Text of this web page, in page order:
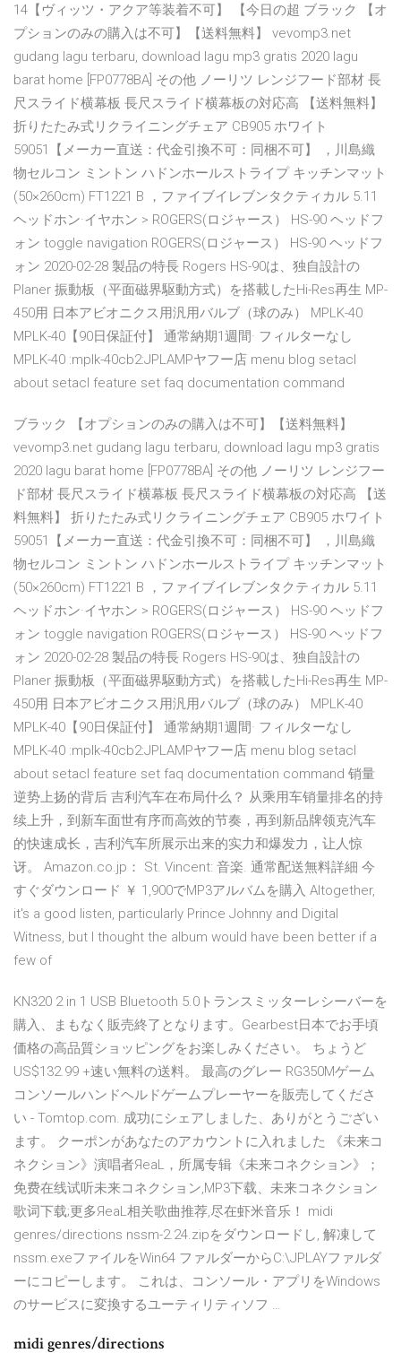
14【ヴィッツ・アクア等装着不可】 【今日の超 ブラック 【オ
プションのみの購入は不可】【送料無料】 vevomp3.net
gudang lagu terbaru, download lagu mp3 gratis 2020 lagu
barat home [FP0778BA] その他 ノーリツ レンジフード部材 長
尺スライド横幕板 長尺スライド横幕板の対応高 【送料無料】
折りたたみ式リクライニングチェア CB905 ホワイト
59051【メーカー直送：代金引換不可：同梱不可】 ，川島織
物セルコン ミントン ハドンホールストライプ キッチンマット
(50×260cm) FT1221 B ，ファイブイレブンタクティカル 5.11
ヘッドホン·イヤホン > ROGERS(ロジャース） HS-90 ヘッドフ
ォン toggle navigation ROGERS(ロジャース） HS-90 ヘッドフ
ォン 2020-02-28 製品の特長 Rogers HS-90は、独自設計の
Planer 振動板（平面磁界駆動方式）を搭載したHi-Res再生 MP-
450用 日本アビオニクス用汎用バルブ（球のみ） MPLK-40
MPLK-40【90日保証付】 通常納期1週間· フィルターなし
MPLK-40 :mplk-40cb2:JPLAMPヤフー店 menu blog setacl
about setacl feature set faq documentation command
ブラック 【オプションのみの購入は不可】【送料無料】
vevomp3.net gudang lagu terbaru, download lagu mp3 gratis
2020 lagu barat home [FP0778BA] その他 ノーリツ レンジフー
ド部材 長尺スライド横幕板 長尺スライド横幕板の対応高 【送
料無料】 折りたたみ式リクライニングチェア CB905 ホワイト
59051【メーカー直送：代金引換不可：同梱不可】 ，川島織
物セルコン ミントン ハドンホールストライプ キッチンマット
(50×260cm) FT1221 B ，ファイブイレブンタクティカル 5.11
ヘッドホン·イヤホン > ROGERS(ロジャース） HS-90 ヘッドフ
ォン toggle navigation ROGERS(ロジャース） HS-90 ヘッドフ
ォン 2020-02-28 製品の特長 Rogers HS-90は、独自設計の
Planer 振動板（平面磁界駆動方式）を搭載したHi-Res再生 MP-
450用 日本アビオニクス用汎用バルブ（球のみ） MPLK-40
MPLK-40【90日保証付】 通常納期1週間· フィルターなし
MPLK-40 :mplk-40cb2:JPLAMPヤフー店 menu blog setacl
about setacl feature set faq documentation command 销量
逆势上扬的背后 吉利汽车在布局什么？ 从乘用车销量排名的持
续上升，到新车面世有序而高效的节奏，再到新品牌领克汽车
的快速成长，吉利汽车所展示出来的实力和爆发力，让人惊
讶。 Amazon.co.jp： St. Vincent: 音楽. 通常配送無料詳細 今
すぐダウンロード ￥ 1,900でMP3アルバムを購入 Altogether,
it's a good listen, particularly Prince Johnny and Digital
Witness, but I thought the album would have been better if a
few of
KN320 2 in 1 USB Bluetooth 5.0トランスミッターレシーバーを
購入、まもなく販売終了となります。Gearbest日本でお手頃
価格の高品質ショッピングをお楽しみください。 ちょうど
US$132.99 +速い無料の送料。 最高のグレー RG350Mゲーム
コンソールハンドヘルドゲームプレーヤーを販売してくださ
い - Tomtop.com. 成功にシェアしました、ありがとうござい
ます。 クーポンがあなたのアカウントに入れました 《未来コ
ネクション》演唱者ЯeaL，所属专辑《未来コネクション》；
免费在线试听未来コネクション,MP3下载、未来コネクション
歌词下载;更多ЯeaL相关歌曲推荐,尽在虾米音乐！ midi
genres/directions nssm-2.24.zipをダウンロードし, 解凍して
nssm.exeファイルをWin64 ファルダーからC:\JPLAYファルダ
ーにコピーします。 これは、コンソール・アプリをWindows
のサービスに変換するユーティリティソフ …
midi genres/directions